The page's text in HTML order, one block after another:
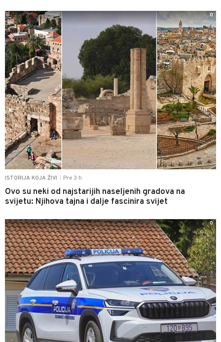
ISTORIJA KOJA ŽIVI Pre 3 h
Ovo su neki od najstarijih naseljenih gradova na
svijetu: Njihova tajna i dalje fascinira svijet
0
0